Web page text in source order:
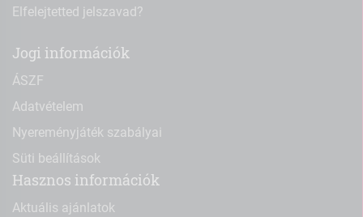
Elfelejtetted jelszavad?
Jogi információk
ÁSZF
Adatvételem
Nyereményjáték szabályai
Süti beállítások
Hasznos információk
Aktuális ajánlatok